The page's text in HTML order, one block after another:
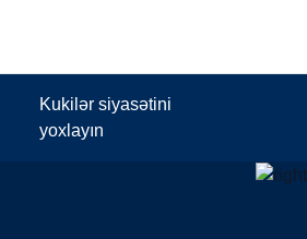
Kukilər siyasətini
yoxlayın